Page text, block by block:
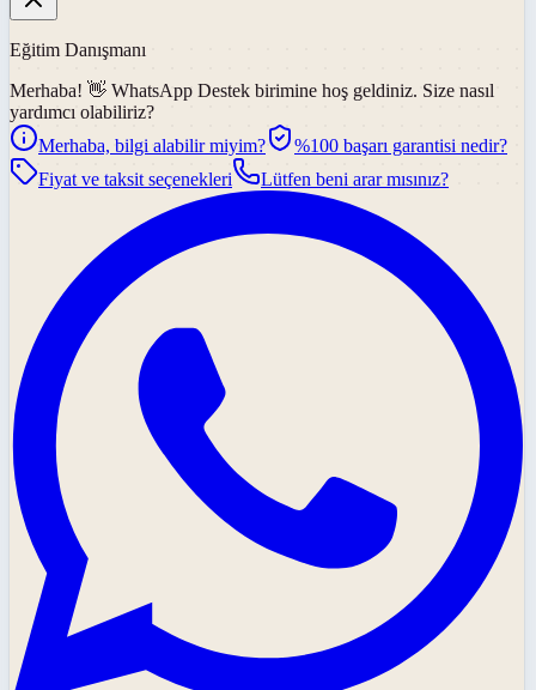
Eğitim Danışmanı
Merhaba! 👋 WhatsApp Destek birimine hoş geldiniz. Size nasıl
yardımcı olabiliriz?
Merhaba, bilgi alabilir miyim?
%100 başarı garantisi nedir?
Fiyat ve taksit seçenekleri
Lütfen beni arar mısınız?